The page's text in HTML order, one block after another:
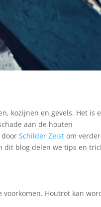
kozijnen en gevels. Het is
aan de houten
doorSchilder Zeist om
dit blog delen we tips en
Houtrot kan